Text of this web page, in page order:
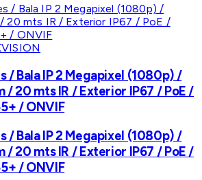
/ Bala IP 2 Megapixel (1080p) /
/ 20 mts IR / Exterior IP67 / PoE /
/ ONVIF
/ Bala IP 2 Megapixel (1080p) /
/ 20 mts IR / Exterior IP67 / PoE /
/ ONVIF